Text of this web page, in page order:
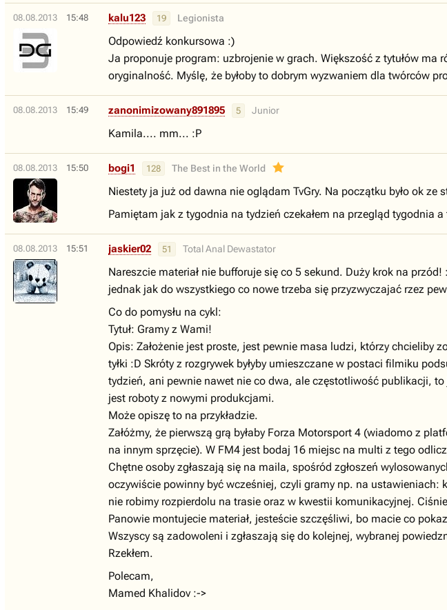
08.08.2013 15:48 kalu123 19 Legionista
Odpowiedź konkursowa :)
Ja proponuje program: uzbrojenie w grach. Większość z tytułów ma
oryginalność. Myślę, że byłoby to dobrym wyzwaniem dla twórców
08.08.2013 15:49 zanonimizowany891895 5 Junior
Kamila.... mm... :P
08.08.2013 15:50 bogi1 128 The Best in the World
Niestety ja już od dawna nie oglądam TvGry. Na początku było ok ze
Pamiętam jak z tygodnia na tydzień czekałem na przegląd tygodnia
08.08.2013 15:51 jaskier02 51 Total Anal Dewastator
Nareszcie materiał nie bufforuje się co 5 sekund. Duży krok na
jednak jak do wszystkiego co nowe trzeba się przyzwyczajać rzez
Co do pomysłu na cykl:
Tytuł: Gramy z Wami!
Opis: Założenie jest proste, jest pewnie masa ludzi, którzy
tyłki :D Skróty z rozgrywek byłyby umieszczane w postaci filmiku
tydzień, ani pewnie nawet nie co dwa, ale częstotliwość publikacji,
jest roboty z nowymi produkcjami.
Może opiszę to na przykładzie.
Załóżmy, że pierwszą grą byłaby Forza Motorsport 4 (wiadomo z
na innym sprzęcie). W FM4 jest bodaj 16 miejsc na multi z tego
Chętne osoby zgłaszają się na maila, spośród zgłoszeń
oczywiście powinny być wcześniej, czyli gramy np. na
nie robimy rozpierdolu na trasie oraz w kwestii komunikacyjnej.
Panowie montujecie materiał, jesteście szczęśliwi, bo macie co
Wszyscy są zadowoleni i zgłaszają się do kolejnej, wybranej
Rzekłem.
Polecam,
Mamed Khalidov :->